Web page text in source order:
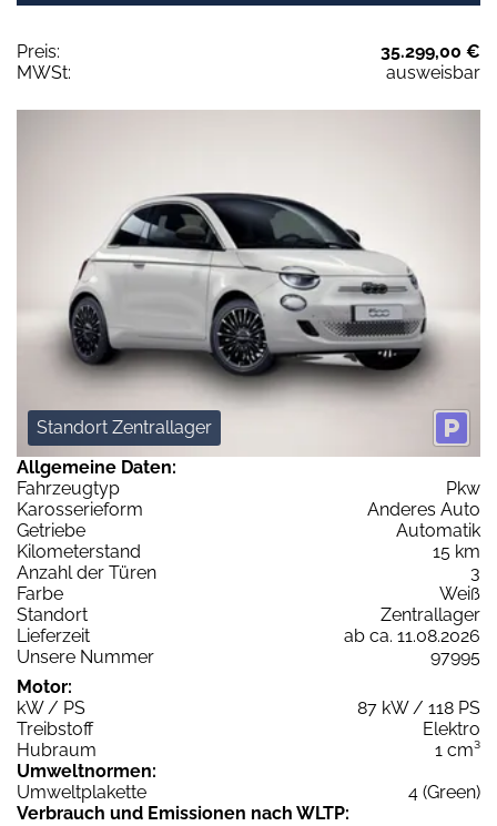
Preis:
35.299,00 €
MWSt:
ausweisbar
Standort Zentrallager
Allgemeine Daten:
Fahrzeugtyp
Pkw
Karosserieform
Anderes Auto
Getriebe
Automatik
Kilometerstand
15 km
Anzahl der Türen
3
Farbe
Weiß
Standort
Zentrallager
Lieferzeit
ab ca. 11.08.2026
Unsere Nummer
97995
Motor:
kW / PS
87 kW / 118 PS
Treibstoff
Elektro
Hubraum
1 cm³
Umweltnormen:
Umweltplakette
4 (Green)
Verbrauch und Emissionen nach WLTP: